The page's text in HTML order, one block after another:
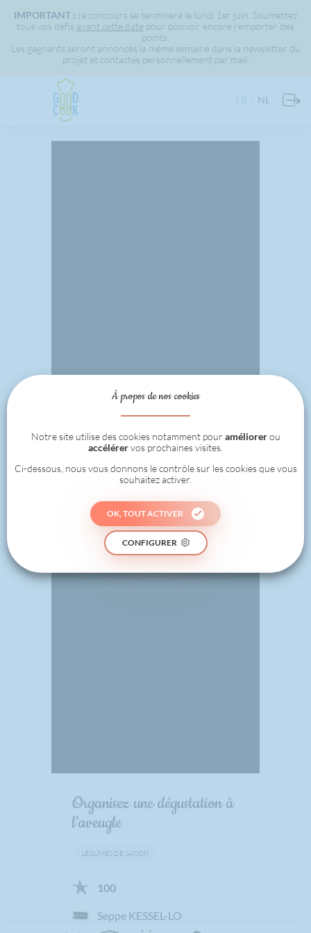
IMPORTANT : ce concours se terminera le lundi 1er juin. Soumettez
tous vos défis avant cette date pour pouvoir encore remporter des
points.
Les gagnants seront annoncés la même semaine dans la newsletter du
projet et contactés personnellement par mail.
NL
Organisez une dégustation à
l’aveugle
LÉGUMES DE SAISON
100
Seppe KESSEL-LO
À propos de nos cookies
Notre site utilise des cookies notamment pour améliorerou
accélérervos prochaines visites.
Ci-dessous, nous vous donnons le contrôle sur les cookies que vous
souhaitez activer.
OK, TOUT ACTIVER
CONFIGURER